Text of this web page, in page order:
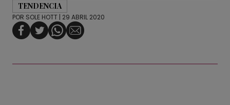
TENDENCIA
POR SOLE HOTT | 29 ABRIL 2020